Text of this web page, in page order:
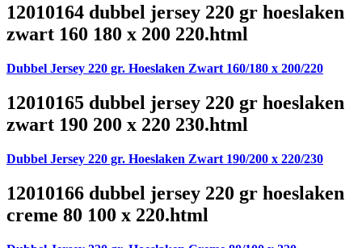
12010164 dubbel jersey 220 gr hoeslaken
zwart 160 180 x 200 220.html
Dubbel Jersey 220 gr. Hoeslaken Zwart 160/180 x 200/220
12010165 dubbel jersey 220 gr hoeslaken
zwart 190 200 x 220 230.html
Dubbel Jersey 220 gr. Hoeslaken Zwart 190/200 x 220/230
12010166 dubbel jersey 220 gr hoeslaken
creme 80 100 x 220.html